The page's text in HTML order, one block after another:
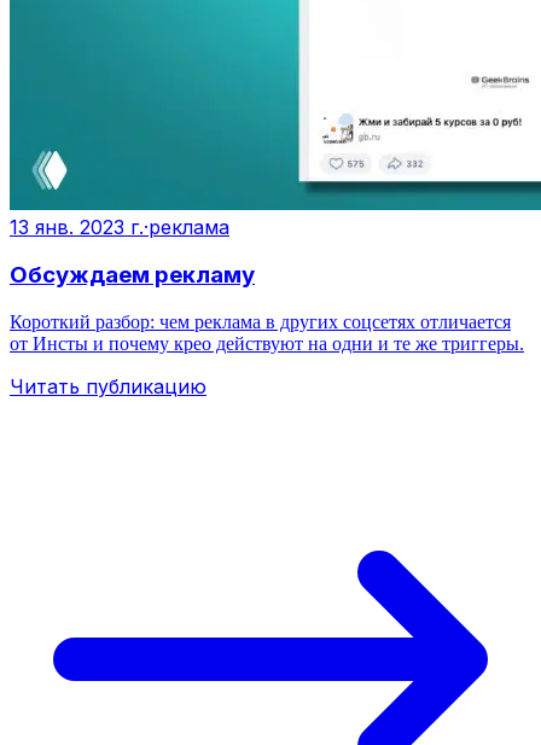
13 янв. 2023 г.·реклама
Обсуждаем рекламу
Короткий разбор: чем реклама в других соцсетях отличается
от Инсты и почему крео действуют на одни и те же триггеры.
Читать публикацию